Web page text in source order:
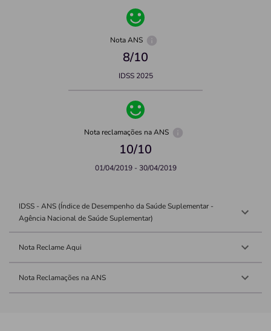
Nota ANS
8/10
IDSS 2025
Nota reclamações na ANS
10/10
01/04/2019 - 30/04/2019
IDSS - ANS (Índice de Desempenho da Saúde Suplementar -
Agência Nacional de Saúde Suplementar)
Nota Reclame Aqui
Nota Reclamações na ANS